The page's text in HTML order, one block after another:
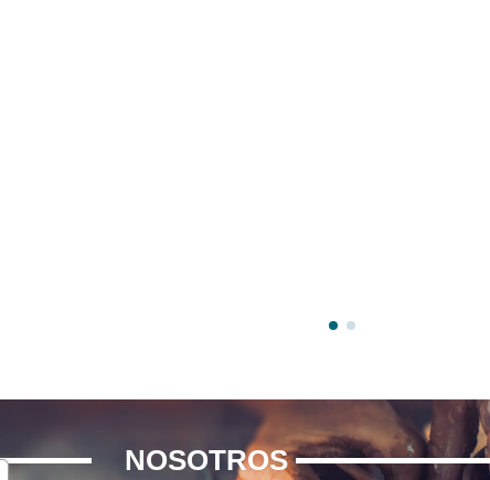
NOSOTROS